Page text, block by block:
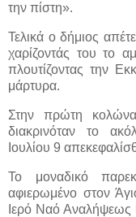
την πίστη».
Τελικά ο δήμιος
χαρίζοντάς του το
πλουτίζοντας την
μάρτυρα.
Στην πρώτη
διακρινόταν το
Ιουλίου 9
Το μοναδικό
αφιερωμένο στον
Ιερό Ναό Αναλήψεως